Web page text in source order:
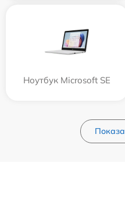
Ноутбук Microsoft SE